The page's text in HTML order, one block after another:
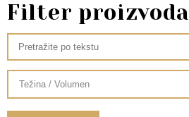
Filter proizvoda